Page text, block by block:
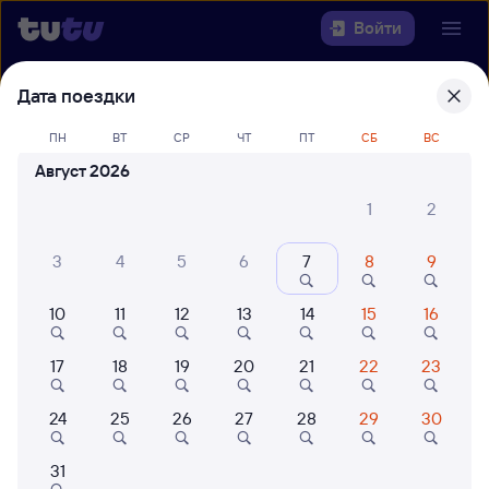
Войти
Выберите день, чтобы найти
билеты Миллерово —
Петрозаводск-Пасс
42 млн путешествуют с
Когда
Кто едет
Дата поездки
ПН ВТ СР ЧТ ПТ СБ ВС
Август 2026
1
2
3 4 5 6 7 8 9
10 11 12 13 14 15 16
17 18 19 20 21 22 23
24 25 26 27 28 29 30
31